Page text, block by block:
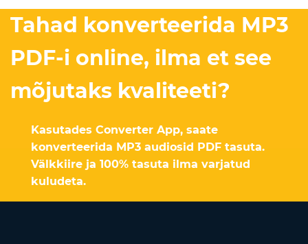
Tahad konverteerida MP3
PDF-i online, ilma et see
mõjutaks kvaliteeti?
Kasutades Converter App, saate
konverteerida MP3 audiosid PDF tasuta.
Välkkiire ja 100% tasuta ilma varjatud
kuludeta.